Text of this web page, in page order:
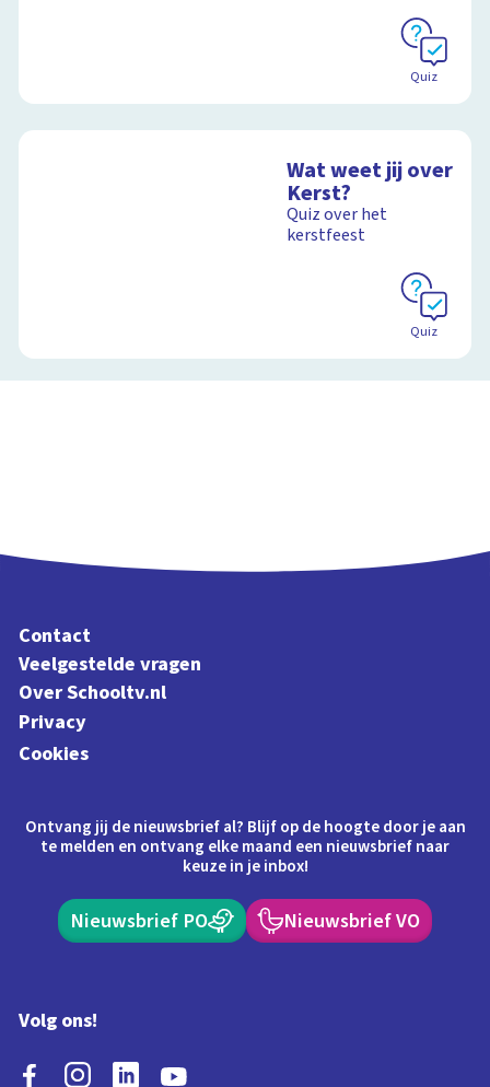
Quiz
Wat weet jij over
Kerst?
Quiz over het
kerstfeest
Quiz
Contact
Veelgestelde vragen
Over Schooltv.nl
Privacy
Cookies
Ontvang jij de nieuwsbrief al? Blijf op de hoogte door je aan
te melden en ontvang elke maand een nieuwsbrief naar
keuze in je inbox!
Nieuwsbrief PO Nieuwsbrief VO
Volg ons!